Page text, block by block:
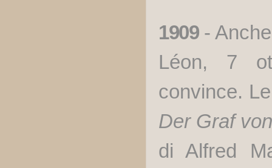
1909 -
Léon, 7
convince.
Der Graf
di Alfred